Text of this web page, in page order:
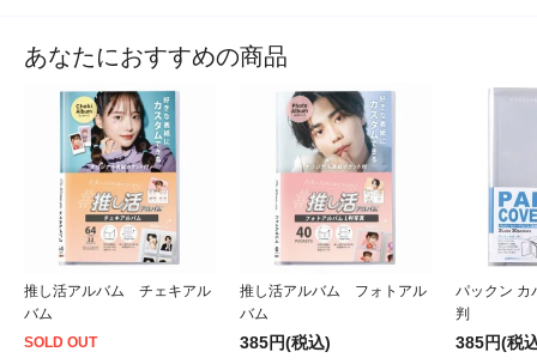
あなたにおすすめの商品
推し活アルバム チェキアル
バム
SOLD OUT
推し活アルバム フォトアル
バム
385円(税込)
パックン カ
判
385円(税